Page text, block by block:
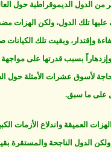
من الدول الديموقراطية حول
تلك الدول، ولكن الهزات
وإقتدار، وبقيت تلك الكيانات
بسبب قدرتها على مواجهة
لأسوق عشرات الأمثلة حول
على ما سبق.
العميقة واندلاع الأزمات
الدول الناجحة والمستقرة